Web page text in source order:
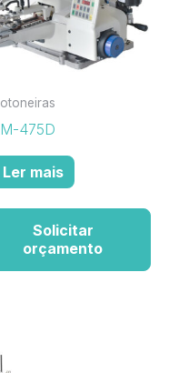
475D
Ler mais
Solicitar
orçamento